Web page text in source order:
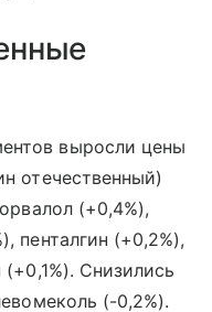
выросли цены
отечественный)
(+0,4%),
пенталгин (+0,2%),
Снизились
(-0,2%).